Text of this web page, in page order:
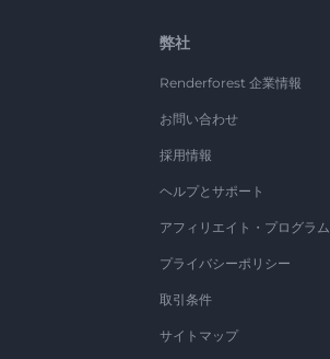
弊社
Renderforest 企業情報
お問い合わせ
採用情報
ヘルプとサポート
アフィリエイト・プログラム
プライバシーポリシー
取引条件
サイトマップ